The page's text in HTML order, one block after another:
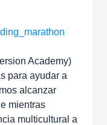
Academy)
para ayudar a
alcanzar
mientras
multicultural a